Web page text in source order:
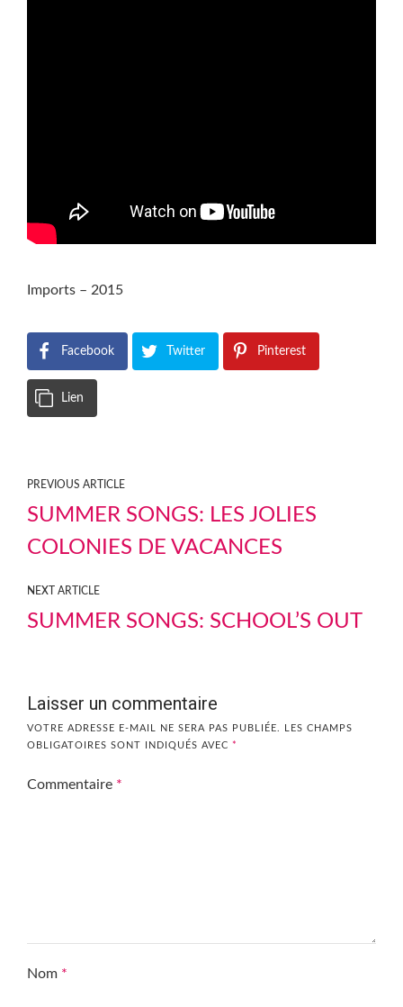
Imports – 2015
Facebook Twitter Pinterest
Lien
PREVIOUS ARTICLE
SUMMER SONGS: LES JOLIES
COLONIES DE VACANCES
NEXT ARTICLE
SUMMER SONGS: SCHOOL’S OUT
Laisser un commentaire
VOTRE ADRESSE E-MAIL NE SERA PAS PUBLIÉE.
LES CHAMPS
OBLIGATOIRES SONT INDIQUÉS AVEC *
Commentaire *
Nom *